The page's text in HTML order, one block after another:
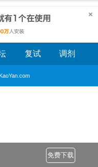
复试 调剂
免费下载